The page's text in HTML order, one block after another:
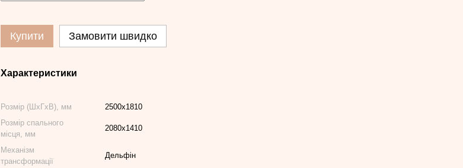
Купити Замовити швидко
Характеристики
Розмір (ШхГхВ), мм
2500х1810
Розмір спального
місця, мм
2080х1410
Механізм
трансформації
Дельфін